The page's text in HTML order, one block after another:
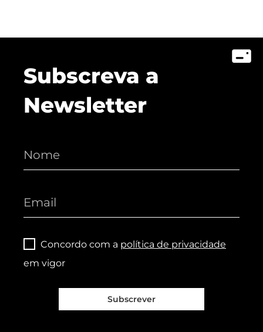
Subscreva a
Newsletter
Concordo com a política de privacidade
em vigor
Subscrever